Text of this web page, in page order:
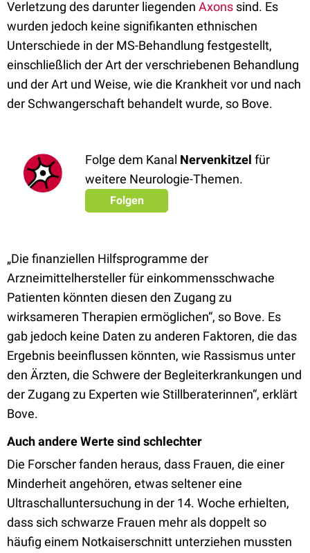
Verletzung des darunter liegenden Axons sind. Es
wurden jedoch keine signifikanten ethnischen
Unterschiede in der MS-Behandlung festgestellt,
einschließlich der Art der verschriebenen Behandlung
und der Art und Weise, wie die Krankheit vor und nach
der Schwangerschaft behandelt wurde, so Bove.
Folge dem Kanal Nervenkitzel für
weitere Neurologie-Themen.
Folgen
„Die finanziellen Hilfsprogramme der
Arzneimittelhersteller für einkommensschwache
Patienten könnten diesen den Zugang zu
wirksameren Therapien ermöglichen“, so Bove. Es
gab jedoch keine Daten zu anderen Faktoren, die das
Ergebnis beeinflussen könnten, wie Rassismus unter
den Ärzten, die Schwere der Begleiterkrankungen und
der Zugang zu Experten wie Stillberaterinnen“, erklärt
Bove.
Auch andere Werte sind schlechter
Die Forscher fanden heraus, dass Frauen, die einer
Minderheit angehören, etwas seltener eine
Ultraschalluntersuchung in der 14. Woche erhielten,
dass sich schwarze Frauen mehr als doppelt so
häufig einem Notkaiserschnitt unterziehen mussten